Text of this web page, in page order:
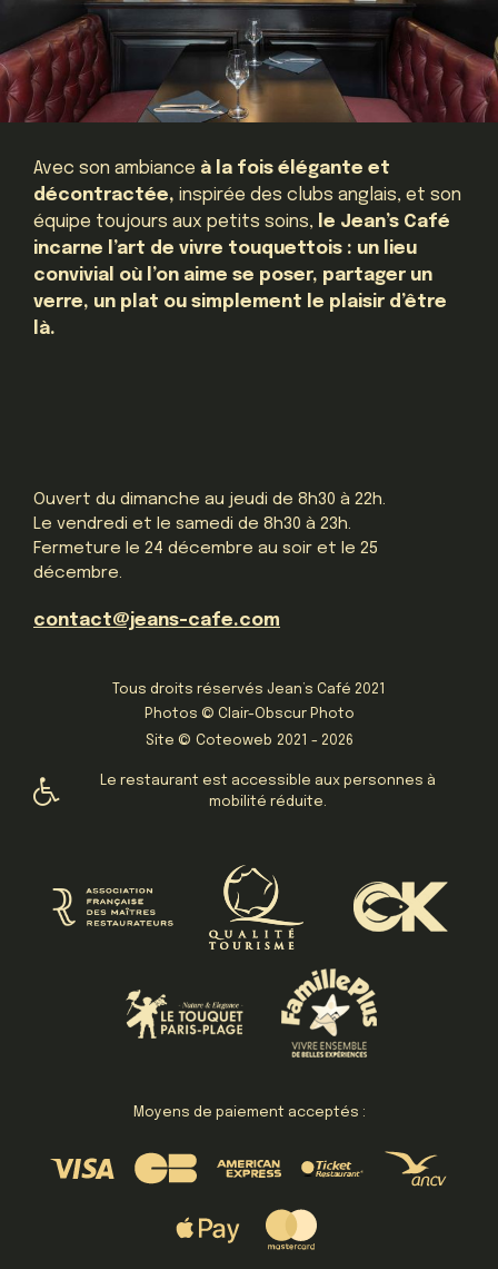
Avec son ambiance à la fois élégante et
décontractée, inspirée des clubs anglais, et son
équipe toujours aux petits soins, le Jean’s Café
incarne l’art de vivre touquettois : un lieu
convivial où l’on aime se poser, partager un
verre, un plat ou simplement le plaisir d’être
là.
Ouvert du dimanche au jeudi de 8h30 à 22h.
Le vendredi et le samedi de 8h30 à 23h.
Fermeture le 24 décembre au soir et le 25
décembre.
contact@jeans-cafe.com
Tous droits réservés Jean’s Café 2021
Photos © Clair-Obscur Photo
Site © Coteoweb 2021 - 2026
Le restaurant est accessible aux personnes à
mobilité réduite.
Moyens de paiement acceptés :